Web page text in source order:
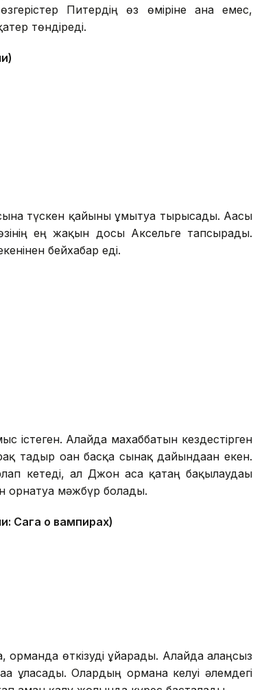
Питердің өз өміріне ғана емес,
төндіреді.
түскен қайғыны ұмытуға тырысады. Ағасы
ең жақын досы Аксельге тапсырады.
бейхабар еді.
Алайда махаббатын кездестірген
тағдыр оған басқа сынақ дайындаған екен.
кетеді, ал Джон аса қатаң бақылаудағы
орнатуға мәжбүр болады.
Сага о вампирах)
орманда өткізуді ұйғарады. Алайда алаңсыз
ұласады. Олардың орманға келуі әлемдегі